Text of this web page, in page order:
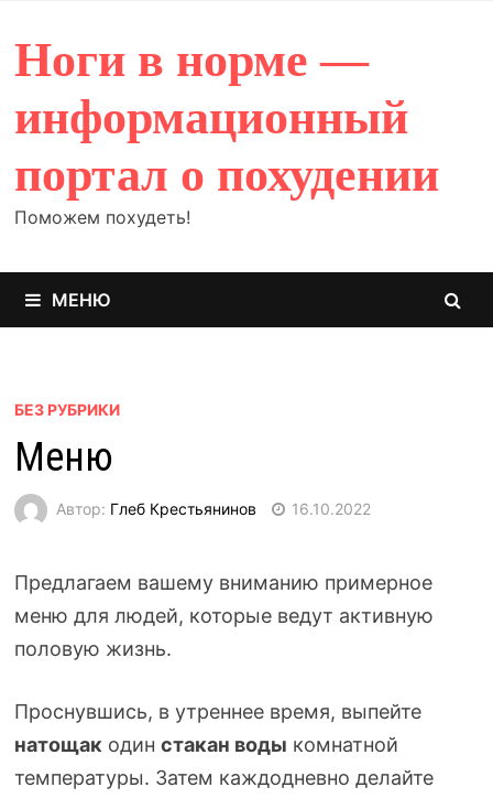
содержимому
Ноги в норме —
информационный
портал о похудении
Поможем похудеть!
МЕНЮ
БЕЗ РУБРИКИ
Меню
Автор: Глеб Крестьянинов 16.10.2022
Предлагаем вашему вниманию примерное
меню для людей, которые ведут активную
половую жизнь.
Проснувшись, в утреннее время, выпейте
натощакодин стакан воды комнатной
температуры. Затем каждодневно делайте